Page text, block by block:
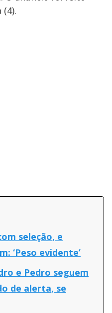
seleção, e
‘Peso evidente’
e Pedro seguem
de alerta, se